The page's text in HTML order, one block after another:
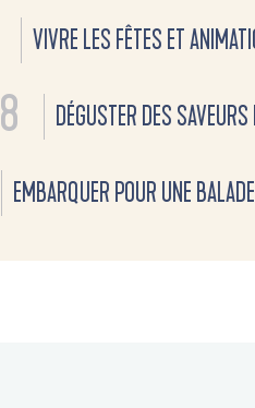
VIVRE LES FÊTES ET
8 DÉGUSTER DES
EMBARQUER POUR UNE